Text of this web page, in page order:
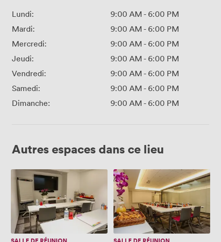
Lundi: 9:00 AM - 6:00 PM
Mardi:
9:00 AM - 6:00 PM
Mercredi:
9:00 AM - 6:00 PM
Jeudi:
9:00 AM - 6:00 PM
Vendredi:
9:00 AM - 6:00 PM
Samedi:
9:00 AM - 6:00 PM
Dimanche:
9:00 AM - 6:00 PM
Autres espaces dans ce lieu
Monet Hopper